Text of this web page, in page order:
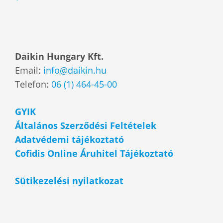
Daikin Hungary Kft.
Email: info@daikin.hu
Telefon: 06 (1) 464-45-00
GYIK
Általános Szerződési Feltételek
Adatvédemi tájékoztató
Cofidis Online Áruhitel Tájékoztató
Sütikezelési nyilatkozat